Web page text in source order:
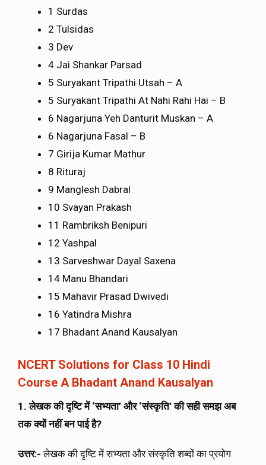
1 Surdas
2 Tulsidas
3 Dev
4 Jai Shankar Parsad
5 Suryakant Tripathi Utsah – A
5 Suryakant Tripathi At Nahi Rahi Hai – B
6 Nagarjuna Yeh Danturit Muskan – A
6 Nagarjuna Fasal – B
7 Girija Kumar Mathur
8 Rituraj
9 Manglesh Dabral
10 Svayan Prakash
11 Rambriksh Benipuri
12 Yashpal
13 Sarveshwar Dayal Saxena
14 Manu Bhandari
15 Mahavir Prasad Dwivedi
16 Yatindra Mishra
17 Bhadant Anand Kausalyan
NCERT Solutions for Class 10 Hindi
Course A Bhadant Anand Kausalyan
1. लेखक की दृष्टि में ‘सभ्यता’ और ‘संस्कृति’ की सही समझ अब
तक क्यों नहीं बन पाई है?
उत्तर:-लेखक की दृष्टि में सभ्यता और संस्कृति शब्दों का प्रयोग